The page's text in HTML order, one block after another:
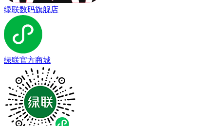
绿联数码旗舰店
绿联官方商城